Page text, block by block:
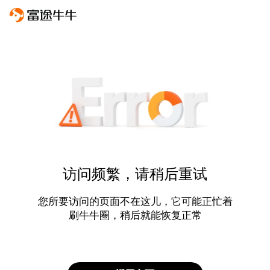
访问频繁，请稍后重试
您所要访问的页面不在这儿，它可能正忙着
刷牛牛圈，稍后就能恢复正常